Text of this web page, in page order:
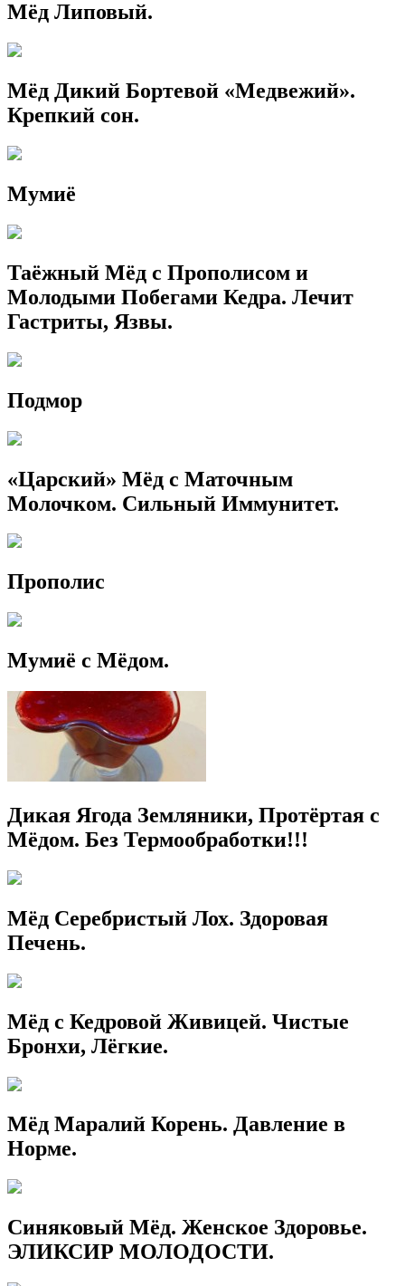
Мёд Липовый.
Мёд Дикий Бортевой «Медвежий».
Крепкий сон.
Мумиё
Таёжный Мёд с Прополисом и
Молодыми Побегами Кедра. Лечит
Гастриты, Язвы.
Подмор
«Царский» Мёд с Маточным
Молочком. Сильный Иммунитет.
Прополис
Мумиё с Мёдом.
Дикая Ягода Земляники, Протёртая с
Мёдом. Без Термообработки!!!
Мёд Серебристый Лох. Здоровая
Печень.
Мёд с Кедровой Живицей. Чистые
Бронхи, Лёгкие.
Мёд Маралий Корень. Давление в
Норме.
Синяковый Мёд. Женское Здоровье.
ЭЛИКСИР МОЛОДОСТИ.